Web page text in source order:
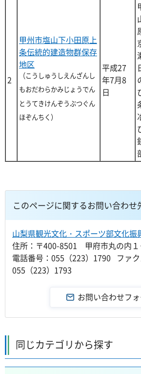
2
甲州市塩山下小田原上
条伝統的建造物群保存
地区
（こうしゅうしえんざんし
もおだわらかみじょうでん
とうてきけんぞうぶつぐん
ほぞんちく）
平成27
年7月8
日
このページに関するお問い合わせ
山梨県観光文化・スポーツ部文化振
住所：〒400-8501 甲府市丸の内１
電話番号：055（223）1790 ファク
055（223）1793
同じカテゴリから探す